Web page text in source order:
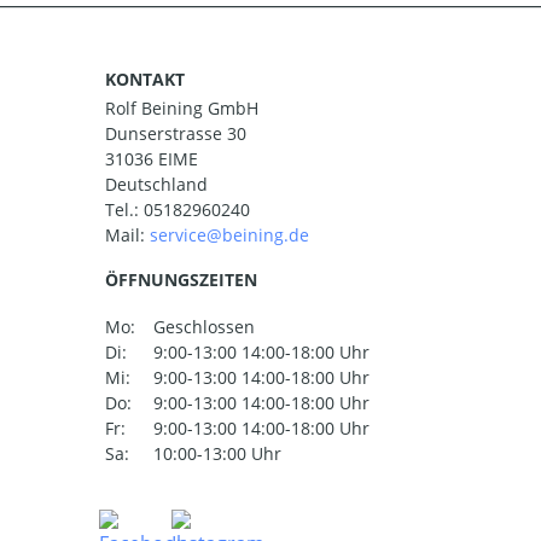
KONTAKT
Rolf Beining GmbH
Dunserstrasse 30
31036 EIME
Deutschland
Tel.: 05182960240
Mail:
ÖFFNUNGSZEITEN
Mo:
Geschlossen
Di:
9:00-13:00 14:00-18:00 Uhr
Mi:
9:00-13:00 14:00-18:00 Uhr
Do:
9:00-13:00 14:00-18:00 Uhr
Fr:
9:00-13:00 14:00-18:00 Uhr
Sa:
10:00-13:00 Uhr